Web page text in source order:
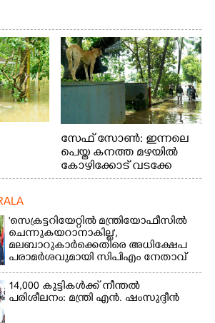
സേഫ് സോൺ: ഇന്നലെ
പെയ്ത കനത്ത മഴയിൽ
കോഴിക്കോട് വടക്കേ
വയലിൽ വെള്ളം
വെള്ളത്തിലൂടെ
നടന്നുവരുന്നവരെ
മതിലിനു മുകളിൽ നോക്കി
നിൽക്കുന്ന
നായ. ഫോട്ടോ: കെ.വിശ്വജി
ത്ത്
'സെക്രട്ടറിയേറ്റിൽ മന്ത്രിയോഫീസിൽ
ചെന്നുകയറാനാകില്ല',
മലബാറുകാർക്കെതിരെ അധിക്ഷേപ
പരാമർശവുമായി സിപിഎം നേതാവ്‌
14,000 കുട്ടികൾക്ക് നീന്തൽ
പരിശീലനം: മന്ത്രി എൻ. ഷംസുദ്ദീൻ